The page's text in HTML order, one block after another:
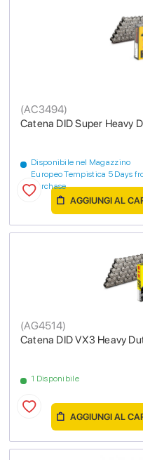
Catena DID Super Heavy
(AC3494)
Disponibile nel Magazzino
Europeo Tempistica 5 Days
purchase
AGGIUNGI AL
Catena DID VX3 Heavy
(AG4514)
1 Disponibile
AGGIUNGI AL